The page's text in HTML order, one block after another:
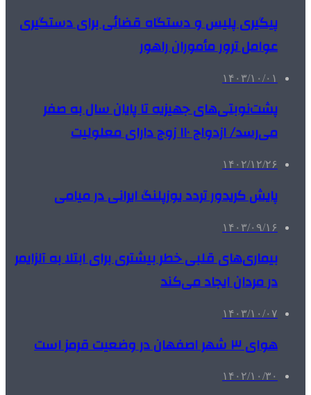
پیگیری پلیس و دستگاه قضائی برای دستگیری
عوامل ترور مأموران راهور
۱۴۰۳/۱۰/۰۱
پشت‌نوبتی‌های جهیزیه تا پایان سال به صفر
می‌رسد/ ازدواج ۱۱۰ زوج دارای معلولیت
۱۴۰۲/۱۲/۲۶
پایش کریدور تردد یوزپلنگ ایرانی در میامی
۱۴۰۳/۰۹/۱۶
بیماری‌های قلبی خطر بیشتری برای ابتلا به آلزایمر
در مردان ایجاد می‌کند
۱۴۰۳/۱۰/۰۷
هوای ۳ شهر اصفهان در وضعیت قرمز است
۱۴۰۲/۱۰/۳۰